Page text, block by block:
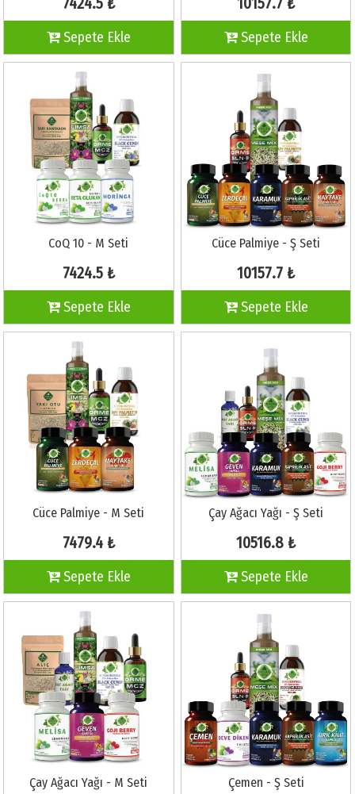
Sepete Ekle Sepete Ekle
CoQ 10 - M Seti
7424.5 ₺
Sepete Ekle
Cüce Palmiye - Ş Seti
10157.7 ₺
Sepete Ekle
Cüce Palmiye - M Seti
7479.4 ₺
Sepete Ekle
Çay Ağacı Yağı - Ş Seti
10516.8 ₺
Sepete Ekle
Çay Ağacı Yağı - M Seti Çemen - Ş Seti